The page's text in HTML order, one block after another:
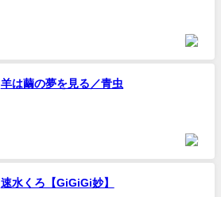
羊は繭の夢を見る／青虫
速水くろ【GiGiGi妙】